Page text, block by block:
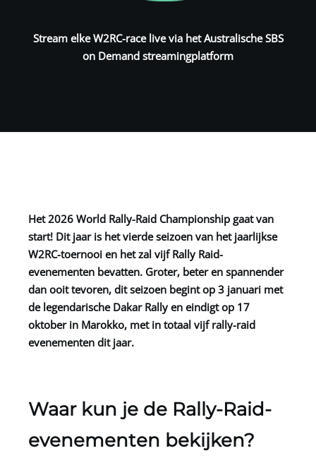
Stream elke W2RC-race live via het Australische SBS
on Demand streamingplatform
Het 2026 World Rally-Raid Championship gaat van
start! Dit jaar is het vierde seizoen van het jaarlijkse
W2RC-toernooi en het zal vijf Rally Raid-
evenementen bevatten. Groter, beter en spannender
dan ooit tevoren, dit seizoen begint op 3 januari met
de legendarische Dakar Rally en eindigt op 17
oktober in Marokko, met in totaal vijf rally-raid
evenementen dit jaar.
Waar kun je de Rally-Raid-
evenementen bekijken?